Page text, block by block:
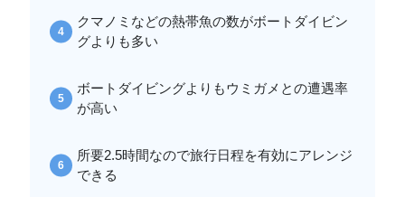
クマノミなどの熱帯魚の数がボートダイビン
グよりも多い
ボートダイビングよりもウミガメとの遭遇率
が高い
所要2.5時間なので旅行日程を有効にアレンジ
できる